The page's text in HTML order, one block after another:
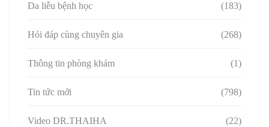
Da liễu bệnh học (183)
Hỏi đáp cùng chuyên gia (268)
Thông tin phòng khám (1)
Tin tức mới (798)
Video DR.THAIHA (22)